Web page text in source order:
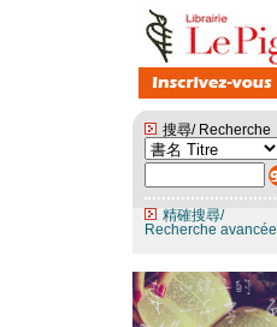
搜尋/ Recherche
精確搜尋/
Recherche avancée